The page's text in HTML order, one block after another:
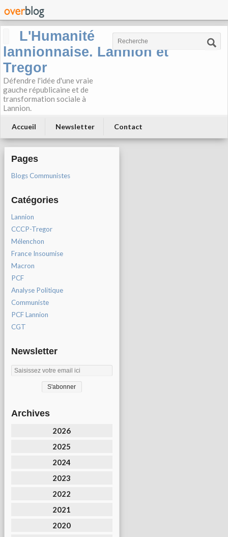
L'Humanité
lannionnaise. Lannion et
Tregor
Défendre l'idée d'une vraie
gauche républicaine et de
transformation sociale à
Lannion.
Accueil Newsletter Contact
Pages
Blogs Communistes
Catégories
Lannion
CCCP-Tregor
Mélenchon
France Insoumise
Macron
PCF
Analyse Politique
Communiste
PCF Lannion
CGT
Newsletter
Archives
2026
2025
2024
2023
2022
2021
2020